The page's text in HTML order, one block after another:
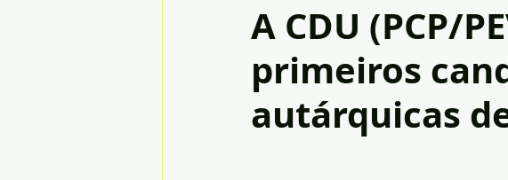
A CDU (PCP/
primeiros
autárquicas